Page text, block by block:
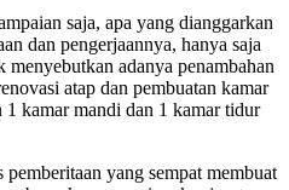
saja, apa yang dianggarkan
dan pengerjaannya, hanya saja
adanya penambahan
atap dan pembuatan kamar
kamar mandi dan 1 kamar tidur
yang sempat membuat